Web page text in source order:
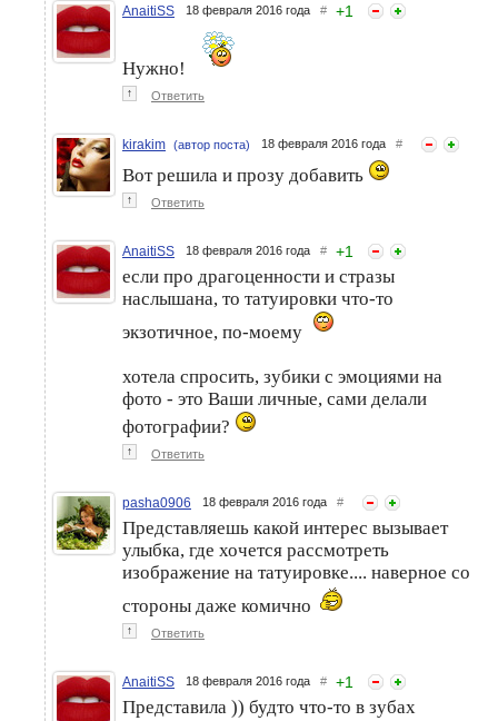
AnaitiSS 18 февраля 2016 года # +1
Нужно!
↑ Ответить
kirakim (автор поста) 18 февраля 2016 года #
Вот решила и прозу добавить
↑ Ответить
AnaitiSS 18 февраля 2016 года # +1
если про драгоценности и стразы
наслышана, то татуировки что-то
экзотичное, по-моему
хотела спросить, зубики с эмоциями на
фото - это Ваши личные, сами делали
фотографии?
↑ Ответить
pasha0906 18 февраля 2016 года #
Представляешь какой интерес вызывает
улыбка, где хочется рассмотреть
изображение на татуировке.... наверное со
стороны даже комично
↑ Ответить
AnaitiSS 18 февраля 2016 года # +1
Представила )) будто что-то в зубах